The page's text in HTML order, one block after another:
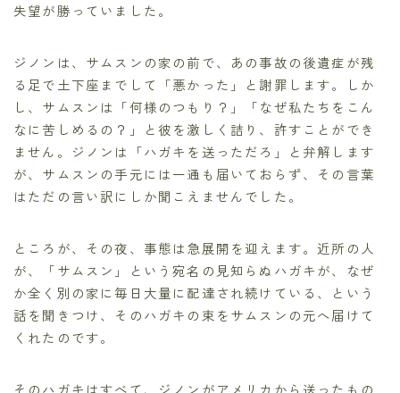
失望が勝っていました。
ジノンは、サムスンの家の前で、あの事故の後遺症が残
る足で土下座までして「悪かった」と謝罪します。しか
し、サムスンは「何様のつもり？」「なぜ私たちをこん
なに苦しめるの？」と彼を激しく詰り、許すことができ
ません。ジノンは「ハガキを送っただろ」と弁解します
が、サムスンの手元には一通も届いておらず、その言葉
はただの言い訳にしか聞こえませんでした。
ところが、その夜、事態は急展開を迎えます。近所の人
が、「サムスン」という宛名の見知らぬハガキが、なぜ
か全く別の家に毎日大量に配達され続けている、という
話を聞きつけ、そのハガキの束をサムスンの元へ届けて
くれたのです。
そのハガキはすべて、ジノンがアメリカから送ったもの